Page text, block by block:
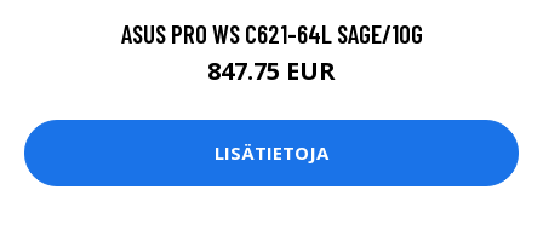
ASUS PRO WS C621-64L SAGE/10G
847.75 EUR
LISÄTIETOJA